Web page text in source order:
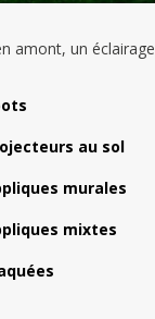
amont, un
au sol
murales
mixtes